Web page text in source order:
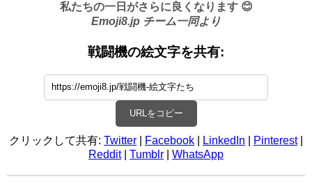
私たちの一日がさらに良くなります 😊
Emoji8.jp チーム一同より
戦闘機の絵文字を共有:
URLをコピー
クリックして共有: Twitter Facebook LinkedIn Pinterest|
Reddit| Tumblr WhatsApp